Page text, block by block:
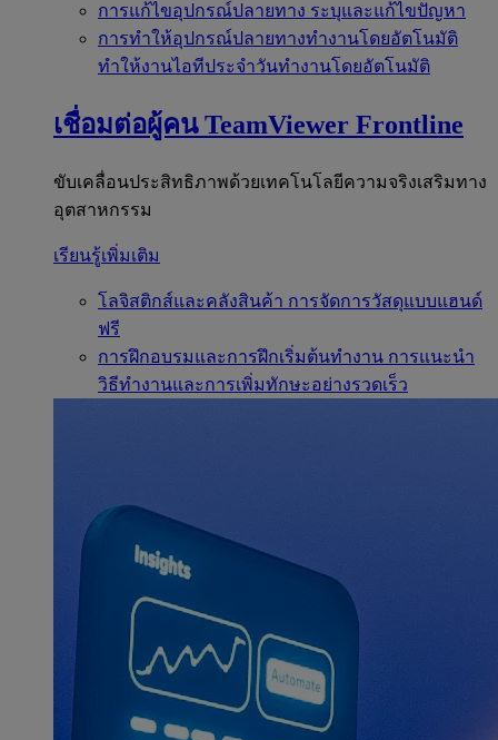
การแก้ไขอุปกรณ์ปลายทาง ระบุและแก้ไขปัญหา
การทำให้อุปกรณ์ปลายทางทำงานโดยอัตโนมัติ
ทำให้งานไอทีประจำวันทำงานโดยอัตโนมัติ
เชื่อมต่อผู้คน TeamViewer Frontline
ขับเคลื่อนประสิทธิภาพด้วยเทคโนโลยีความจริงเสริมทาง
อุตสาหกรรม
เรียนรู้เพิ่มเติม
โลจิสติกส์และคลังสินค้า การจัดการวัสดุแบบแฮนด์
ฟรี
การฝึกอบรมและการฝึกเริ่มต้นทำงาน การแนะนำ
วิธีทำงานและการเพิ่มทักษะอย่างรวดเร็ว